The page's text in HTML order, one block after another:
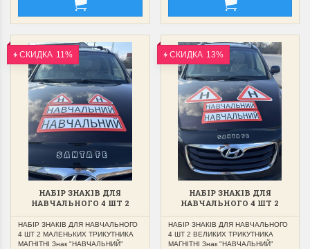
СКИДКА 11%
НАБІР ЗНАКІВ ДЛЯ
НАВЧАЛЬНОГО 4 ШТ 2
МАЛЕНЬКИХ ТРИКУТНИКА
МАГНІТНІ
НАБІР ЗНАКІВ ДЛЯ НАВЧАЛЬНОГО
4 ШТ 2 МАЛЕНЬКИХ ТРИКУТНИКА
МАГНІТНІ Знак "НАВЧАЛЬНИЙ"
СКИДКА 13%
НАБІР ЗНАКІВ ДЛЯ
НАВЧАЛЬНОГО 4 ШТ 2
ВЕЛИКИХ ТРИКУТНИКА
МАГНІТНІ
НАБІР ЗНАКІВ ДЛЯ НАВЧАЛЬНОГО
4 ШТ 2 ВЕЛИКИХ ТРИКУТНИКА
МАГНІТНІ Знак "НАВЧАЛЬНИЙ"